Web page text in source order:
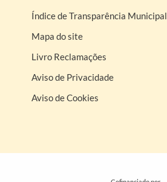
Índice de Transparência Municipal
Mapa do site
Livro Reclamações
Aviso de Privacidade
Aviso de Cookies